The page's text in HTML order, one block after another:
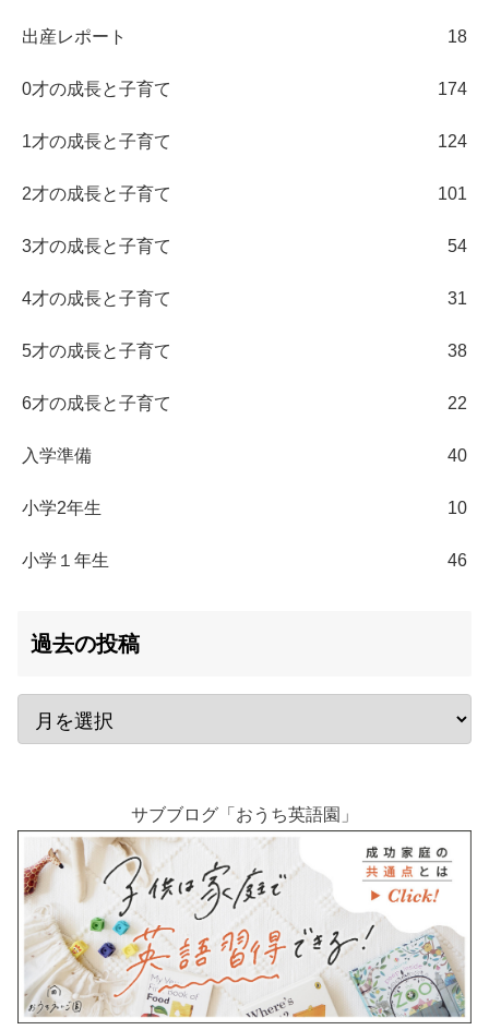
出産レポート 18
0才の成長と子育て 174
1才の成長と子育て 124
2才の成長と子育て 101
3才の成長と子育て 54
4才の成長と子育て 31
5才の成長と子育て 38
6才の成長と子育て 22
入学準備 40
小学2年生 10
小学１年生 46
過去の投稿
サブブログ「おうち英語園」